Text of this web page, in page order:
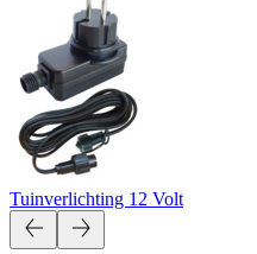
Tuinverlichting 12 Volt